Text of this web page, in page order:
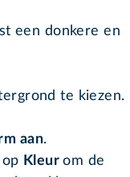
een donkere en
te kiezen.
aan.
Kleurom de